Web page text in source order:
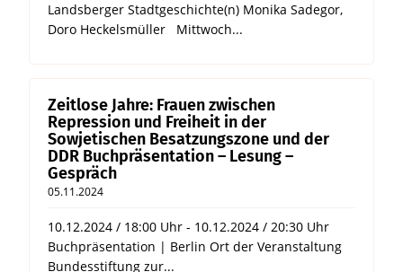
Landsberger Stadtgeschichte(n) Monika Sadegor,
Doro Heckelsmüller Mittwoch...
Zeitlose Jahre: Frauen zwischen
Repression und Freiheit in der
Sowjetischen Besatzungszone und der
DDR Buchpräsentation – Lesung –
Gespräch
05.11.2024
10.12.2024 / 18:00 Uhr - 10.12.2024 / 20:30 Uhr
Buchpräsentation | Berlin Ort der Veranstaltung
Bundesstiftung zur...